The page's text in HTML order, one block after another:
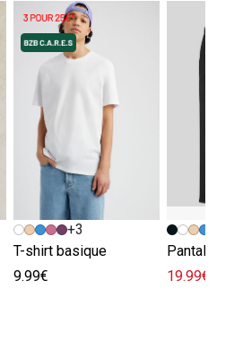
+3
T-shirt basique
9.99€
19.99€